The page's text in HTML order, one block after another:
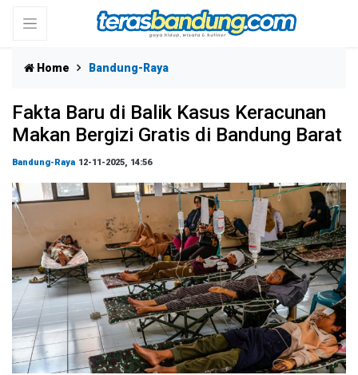
Home Bandung-Raya
Fakta Baru di Balik Kasus Keracunan
Makan Bergizi Gratis di Bandung Barat
Bandung-Raya 12-11-2025, 14:56